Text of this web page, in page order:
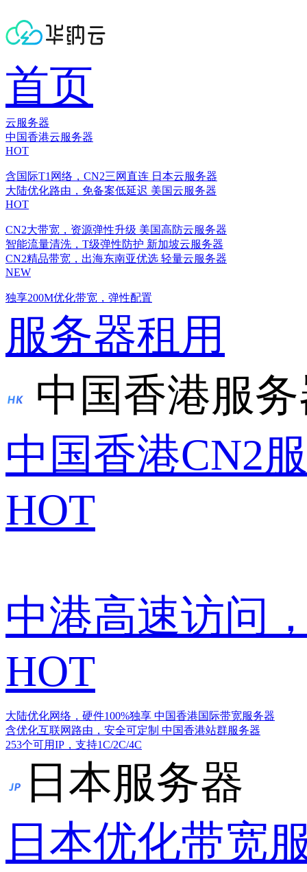
首页
云服务器
中国香港云服务器
HOT
含国际T1网络，CN2三网直连 日本云服务器
大陆优化路由，免备案低延迟 美国云服务器
HOT
CN2大带宽，资源弹性升级 美国高防云服务器
智能流量清洗，T级弹性防护 新加坡云服务器
CN2精品带宽，出海东南亚优选 轻量云服务器
NEW
独享200M优化带宽，弹性配置
服务器租用
中国香港服
中国香港CN2
HOT
中港高速访问
HOT
大陆优化网络，硬件100%独享 中国香港国际带宽服务器
含优化互联网路由，安全可定制 中国香港站群服务器
253个可用IP，支持1C/2C/4C
日本服务器
日本优化带宽